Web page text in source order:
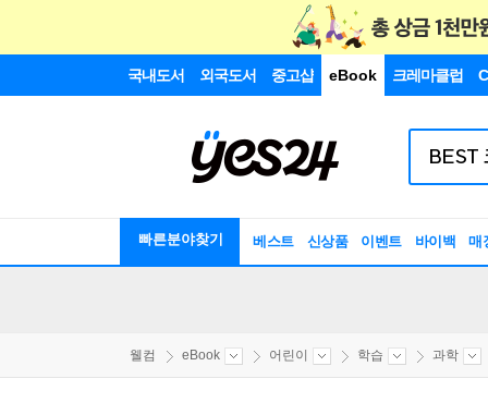
국내도서 외국도서 중고샵 eBook 크레마클럽
빠른분야찾기 베스트 신상품 이벤트 바이백 매
웰컴 eBook 어린이 학습 과학